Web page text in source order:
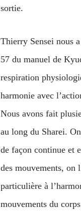
sortie.
Thierry Sensei nous
57 du manuel de
respiration
harmonie avec
Nous avons fait
au long du Sharei.
de façon continue et
des mouvements, on
particulière à
mouvements du